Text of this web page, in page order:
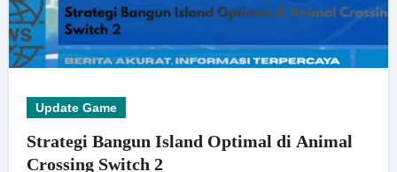
Update Game
Strategi Bangun Island Optimal di Animal
Crossing Switch 2